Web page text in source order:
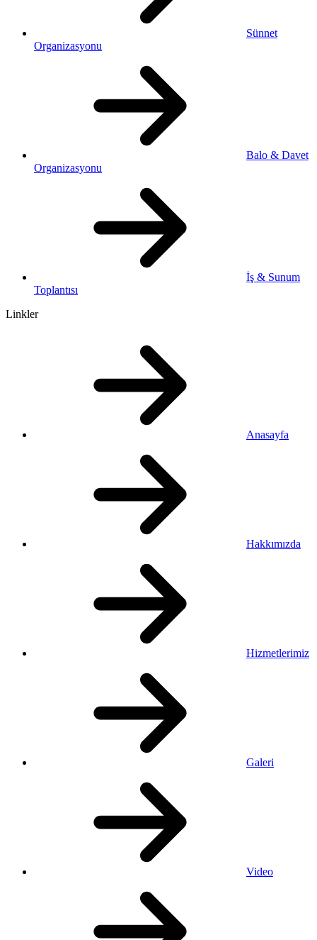
Sünnet
Organizasyonu
Balo & Davet
Organizasyonu
İş & Sunum
Toplantısı
Linkler
Anasayfa
Hakkımızda
Hizmetlerimiz
Galeri
Video